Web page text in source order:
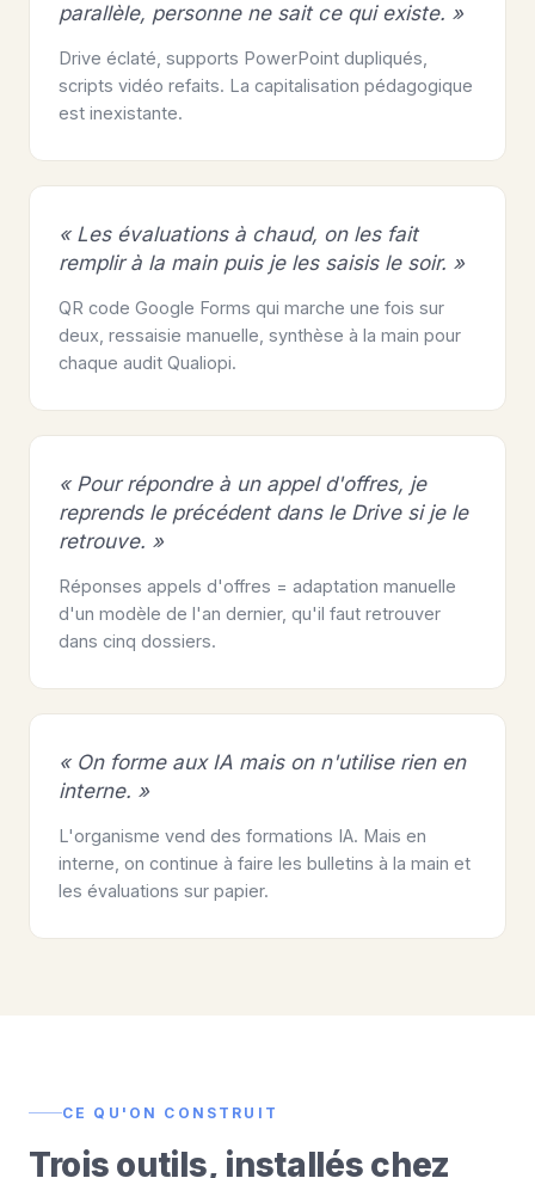
parallèle, personne ne sait ce qui existe. »
Drive éclaté, supports PowerPoint dupliqués,
scripts vidéo refaits. La capitalisation pédagogique
est inexistante.
« Les évaluations à chaud, on les fait
remplir à la main puis je les saisis le soir. »
QR code Google Forms qui marche une fois sur
deux, ressaisie manuelle, synthèse à la main pour
chaque audit Qualiopi.
« Pour répondre à un appel d'offres, je
reprends le précédent dans le Drive si je le
retrouve. »
Réponses appels d'offres = adaptation manuelle
d'un modèle de l'an dernier, qu'il faut retrouver
dans cinq dossiers.
« On forme aux IA mais on n'utilise rien en
interne. »
L'organisme vend des formations IA. Mais en
interne, on continue à faire les bulletins à la main et
les évaluations sur papier.
CE QU'ON CONSTRUIT
Trois outils, installés chez